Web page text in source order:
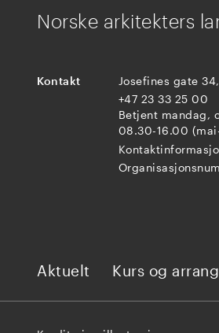
Norske arkitekters
Kontakt
Josefines gate
+47 23 33 25 00
Betjent mandag,
08.30-16.00
Aktuelt Kurs og